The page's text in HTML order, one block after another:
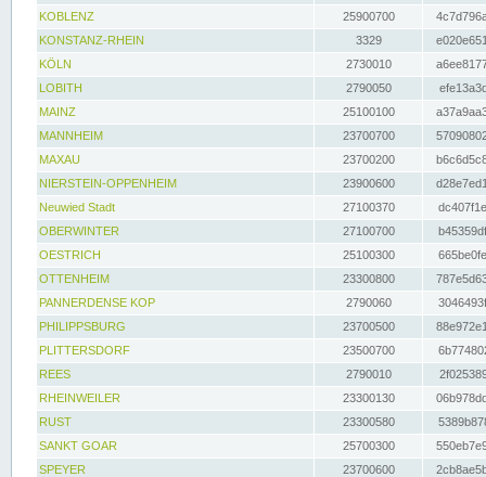
KOBLENZ
25900700
KONSTANZ-RHEIN
3329
KÖLN
2730010
LOBITH
2790050
MAINZ
25100100
MANNHEIM
23700700
MAXAU
23700200
NIERSTEIN-OPPENHEIM
23900600
Neuwied Stadt
27100370
OBERWINTER
27100700
OESTRICH
25100300
OTTENHEIM
23300800
PANNERDENSE KOP
2790060
PHILIPPSBURG
23700500
PLITTERSDORF
23500700
REES
2790010
RHEINWEILER
23300130
RUST
23300580
SANKT GOAR
25700300
SPEYER
23700600